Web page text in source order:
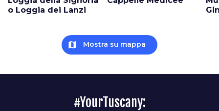
o Loggia dei Lanzi
map Mostra su mappa
#YourTuscany: